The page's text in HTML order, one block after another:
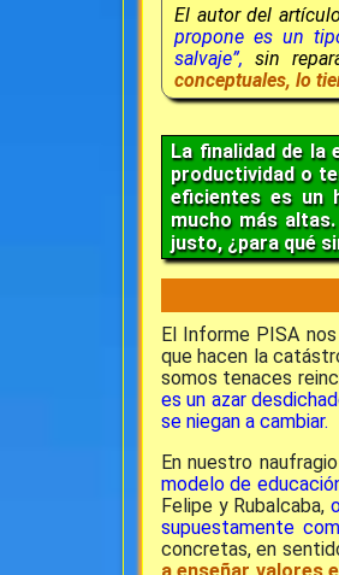
El autor del
propone es un
salvaje”, sin
conceptuales, lo
La finalidad de la
productividad o
eficientes es un
mucho más
justo, ¿para qué
El Informe PISA
que hacen la
somos tenaces
es un azar
se niegan a cambiar.
En nuestro
modelo de
Felipe y Rubalcaba,
supuestamente
concretas, en